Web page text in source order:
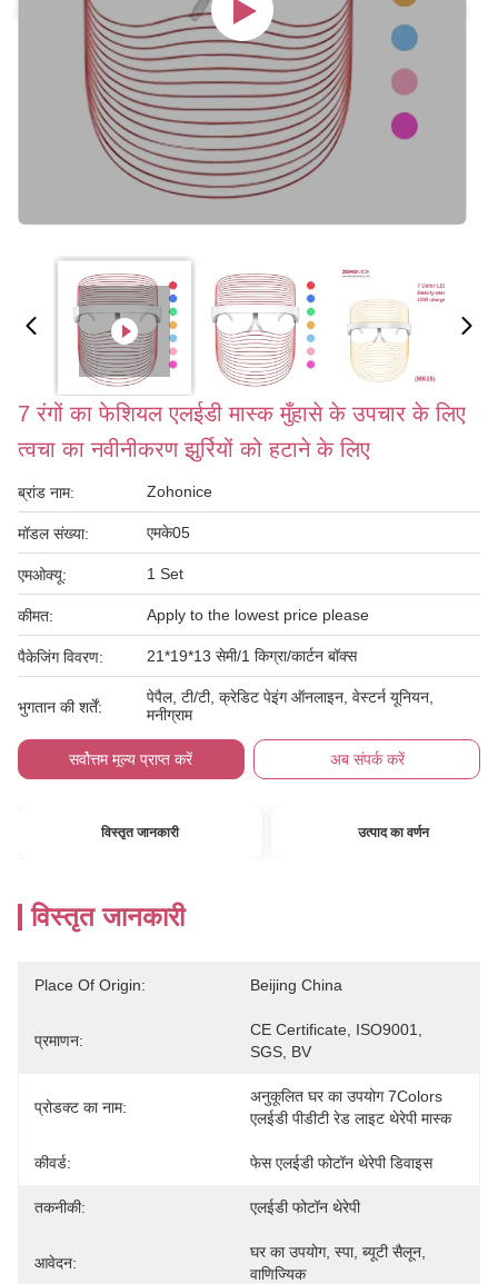
7 रंगों का फेशियल एलईडी मास्क मुँहासे के उपचार के लिए
त्वचा का नवीनीकरण झुर्रियों को हटाने के लिए
ब्रांड नाम: Zohonice
मॉडल संख्या: एमके05
एमओक्यू: 1 Set
कीमत: Apply to the lowest price please
पैकेजिंग विवरण: 21*19*13 सेमी/1 किग्रा/कार्टन बॉक्स
भुगतान की शर्तें:
पेपैल, टी/टी, क्रेडिट पेइंग ऑनलाइन, वेस्टर्न यूनियन,
मनीग्राम
सर्वोत्तम मूल्य प्राप्त करें अब संपर्क करें
विस्तृत जानकारी उत्पाद का वर्णन
विस्तृत जानकारी
Place Of Origin: Beijing China
प्रमाणन:
CE Certificate, ISO9001,
SGS, BV
प्रोडक्ट का नाम:
अनुकूलित घर का उपयोग 7Colors
एलईडी पीडीटी रेड लाइट थेरेपी मास्क
कीवर्ड: फेस एलईडी फोटॉन थेरेपी डिवाइस
तकनीकी: एलईडी फोटॉन थेरेपी
आवेदन:
घर का उपयोग, स्पा, ब्यूटी सैलून,
वाणिज्यिक